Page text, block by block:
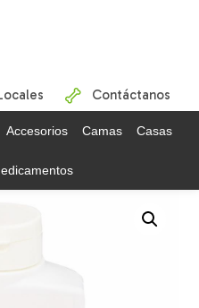
Contáctanos
Accesorios Camas Casas